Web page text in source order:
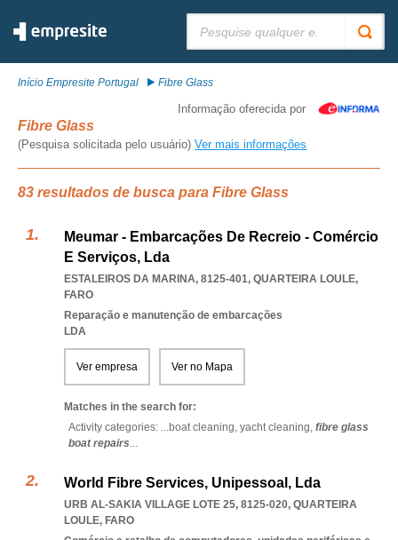
Início Empresite Portugal Fibre Glass
Informação oferecida por
Fibre Glass
(Pesquisa solicitada pelo usuário) Ver mais informações
83 resultados de busca para Fibre Glass
Meumar - Embarcações De Recreio - Comércio
E Serviços, Lda
ESTALEIROS DA MARINA, 8125-401, QUARTEIRA LOULE,
FARO
Reparação e manutenção de embarcações
LDA
Ver empresa Ver no Mapa
Matches in the search for:
Activity categories: ...boat cleaning, yacht cleaning, fibre glass
boat repairs...
World Fibre Services, Unipessoal, Lda
URB AL-SAKIA VILLAGE LOTE 25, 8125-020, QUARTEIRA
LOULE, FARO